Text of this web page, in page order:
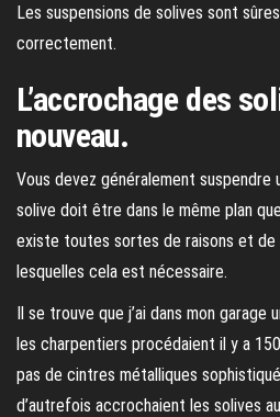
Les suspensions de solives sont
correctement.
L’accrochage des
nouveau.
Vous devez généralement suspendre
solive doit être dans le même plan
existe toutes sortes de raisons et
lesquelles cela est nécessaire.
Il se trouve que j’ai dans mon garage
les charpentiers procédaient il y a 150
pas de cintres métalliques
d’autrefois accrochaient les solives